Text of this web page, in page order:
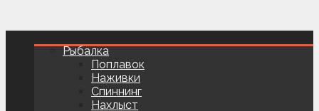
Рыбалка
Поплавок
Наживки
Спиннинг
Нахлыст